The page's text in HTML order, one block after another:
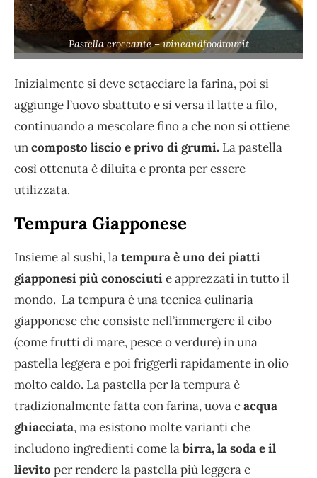
Pastella croccante – wineandfoodtour.it
Inizialmente si deve setacciare la farina, poi si
aggiunge l’uovo sbattuto e si versa il latte a filo,
continuando a mescolare fino a che non si ottiene
uncomposto liscio e privo di grumi. La pastella
così ottenuta è diluita e pronta per essere
utilizzata.
Tempura Giapponese
Insieme al sushi, latempuraè uno dei piatti
giapponesi più conosciutie apprezzati in tutto il
mondo. La tempura è una tecnica culinaria
giapponese che consiste nell’immergere il cibo
(come frutti di mare, pesce o verdure) in una
pastella leggera e poi friggerli rapidamente in olio
molto caldo. La pastella per la tempura è
tradizionalmente fatta con farina, uova eacqua
ghiacciata, ma esistono molte varianti che
includono ingredienti come labirra, la soda e il
lievito per rendere la pastella più leggera e